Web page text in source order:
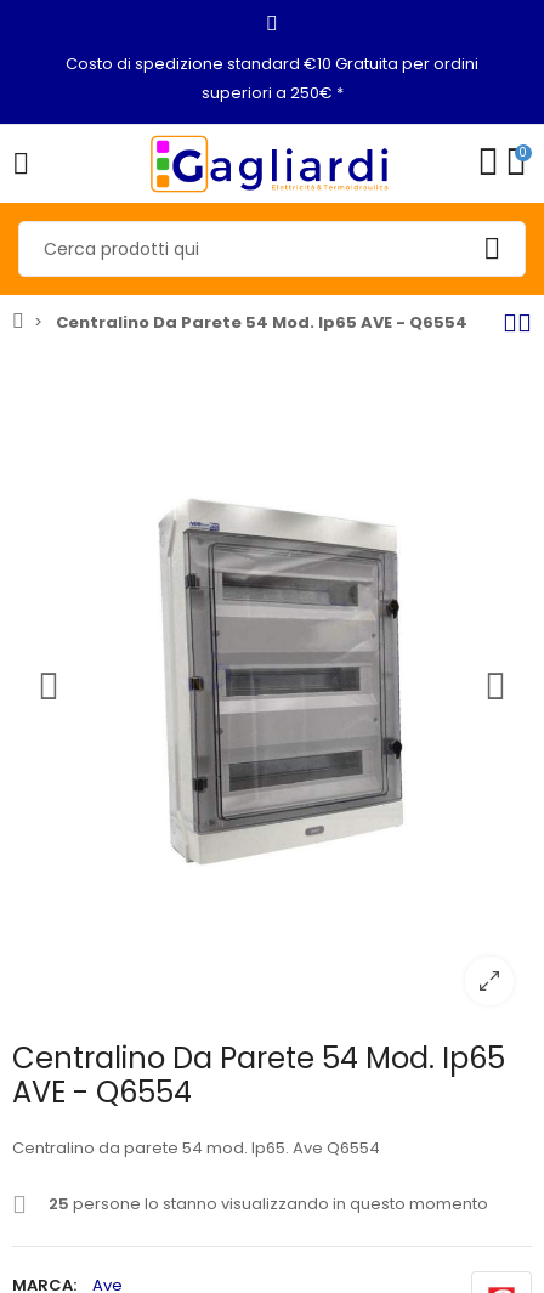
Costo di spedizione standard €10 Gratuita per ordini
superiori a 250€ *
0
Centralino Da Parete 54 Mod. Ip65 AVE - Q6554
Centralino Da Parete 54 Mod. Ip65
AVE - Q6554
Centralino da parete 54 mod. Ip65. Ave Q6554
25 persone lo stanno visualizzando in questo momento
MARCA:
Ave